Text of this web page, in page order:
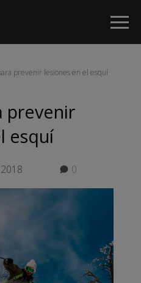
prevenir lesiones en el esquí
prevenir
esquí
0